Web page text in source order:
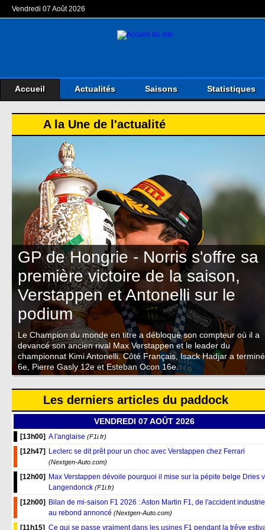
Vendredi 07 Août 2026
Accueil Actualités Saisons Statistiques
A la Une de l'actualité
GP de Hongrie - Norris s'offre sa
première victoire de la saison,
Verstappen et Antonelli sur le
podium
Le Champion du monde en titre a débloqué son compteur où il a
devancé son ancien rival Max Verstappen et le leader du
championnat Kimi Antonelli. Côté Français, Isack Hadjar a terminé
6e, Pierre Gasly 12e et Esteban Ocon 16e.
Les derniers articles du paddock
VENDREDI 07 AOÛT 2026
[13h00] A l'anglaise (F1i.fr)
[12h47] Leclerc se dit prêt pour un choc avec Verstappen chez Ferrari
(Nextgen-Auto.com)
[12h00]
Max Verstappen dévoile pourquoi il mise sur la pépite belge Dries
Langendonck (F1i.fr)
[12h00]
Bilan de mi-saison F1 2026 : Aston Martin F1, de l'accident
au rebond annoncé (Nextgen-Auto.com)
[11h15] Ce qui se passe vraiment dans les usines F1 pendant la trêve